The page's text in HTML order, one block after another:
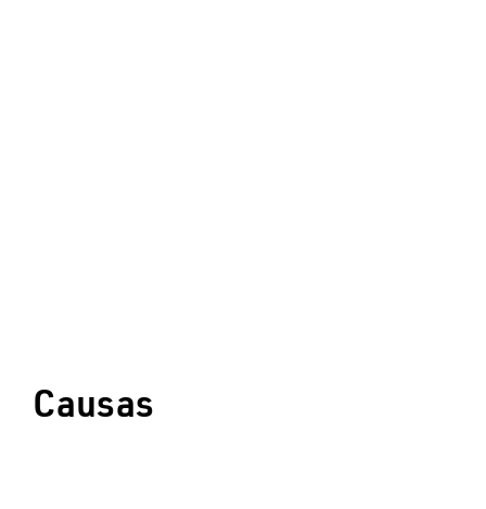
Causas